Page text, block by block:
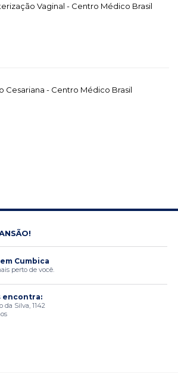
Vaginal - Centro Médico Brasil
Cesariana - Centro Médico Brasil
Cumbica
perto de você.
encontra:
da Silva, 1142